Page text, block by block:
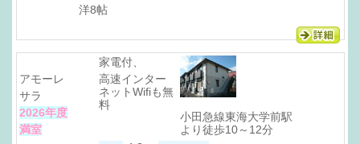
洋8帖
アモーレ
サラ
2026年度
満室
家電付、
高速インター
ネットWifiも無
料
小田急線東海大学前駅
より徒歩10～12分